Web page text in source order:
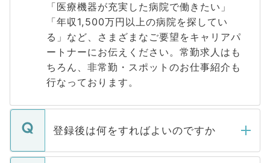
「医療機器が充実した病院で働きたい」
「年収1,500万円以上の病院を探してい
る」など、さまざまなご要望をキャリアパ
ートナーにお伝えください。常勤求人はも
ちろん、非常勤・スポットのお仕事紹介も
行なっております。
登録後は何をすればよいのですか
ご登録いただきましたら、弊社担当者がご